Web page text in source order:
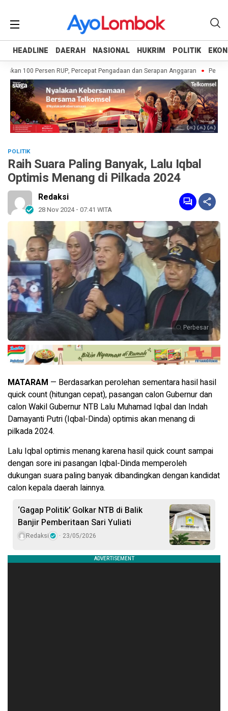
HEADLINE DAERAH NASIONAL HUKRIM POLITIK
HEADLINE DAERAH NASIONAL HUKRIM POLITIK
100 Persen RUP, Percepat Pengadaan dan Serapan Anggaran
POLITIK
Raih Suara Paling Banyak, Lalu Iqbal
Optimis Menang di Pilkada 2024
Redaksi
28 Nov 2024 - 07:41 WITA
Perbesar
MATARAM — Berdasarkan perolehan sementara hasil hasil
quick count (hitungan cepat), pasangan calon Gubernur dan
calon Wakil Gubernur NTB Lalu Muhamad Iqbal dan Indah
Damayanti Putri (Iqbal-Dinda) optimis akan menang di
pilkada 2024.
Lalu Iqbal optimis menang karena hasil quick count sampai
dengan sore ini pasangan Iqbal-Dinda memperoleh
dukungan suara paling banyak dibandingkan dengan kandidat
calon kepala daerah lainnya.
‘Gagap Politik’ Golkar NTB di Balik
Banjir Pemberitaan Sari Yuliati
Redaksi 23/05/2026